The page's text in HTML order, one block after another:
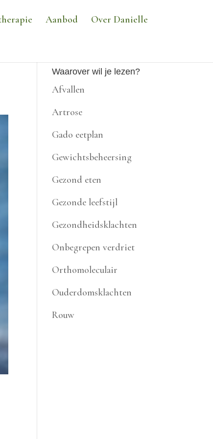
Aanbod
Over Danielle
Waarover wil je lezen?
Afvallen
Artrose
Gado eetplan
Gewichtsbeheersing
Gezond eten
Gezonde leefstijl
Gezondheidsklachten
Onbegrepen verdriet
Orthomoleculair
Ouderdomsklachten
Rouw